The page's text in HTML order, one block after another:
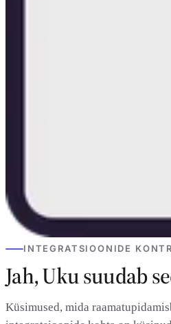
INTEGRATSIOONIDE
Jah, Uku suudab
Küsimused, mida